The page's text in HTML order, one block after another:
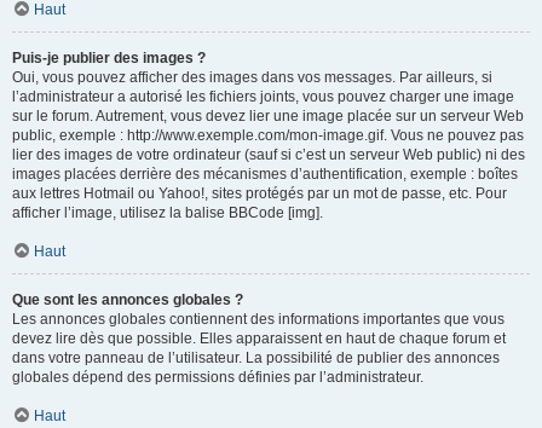
Haut
Puis-je publier des images ?
Oui, vous pouvez afficher des images dans vos messages. Par ailleurs, si
l’administrateur a autorisé les fichiers joints, vous pouvez charger une image
sur le forum. Autrement, vous devez lier une image placée sur un serveur Web
public, exemple : http://www.exemple.com/mon-image.gif. Vous ne pouvez pas
lier des images de votre ordinateur (sauf si c’est un serveur Web public) ni des
images placées derrière des mécanismes d’authentification, exemple : boîtes
aux lettres Hotmail ou Yahoo!, sites protégés par un mot de passe, etc. Pour
afficher l’image, utilisez la balise BBCode [img].
Haut
Que sont les annonces globales ?
Les annonces globales contiennent des informations importantes que vous
devez lire dès que possible. Elles apparaissent en haut de chaque forum et
dans votre panneau de l’utilisateur. La possibilité de publier des annonces
globales dépend des permissions définies par l’administrateur.
Haut